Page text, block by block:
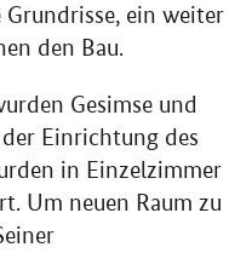
ein weiter
den Bau.
Gesimse und
Einrichtung des
in Einzelzimmer
Um neuen Raum zu